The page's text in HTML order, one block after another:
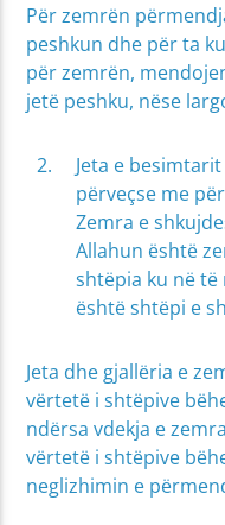
Për zemrën
peshkun dhe për ta
për zemrën,
jetë peshku, nëse
Jeta e
përveçse me
Zemra e
Allahun është
shtëpia ku në
është shtëpi e
Jeta dhe gjallëria e
vërtetë i shtëpive
ndërsa vdekja e
vërtetë i shtëpive
neglizhimin e